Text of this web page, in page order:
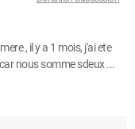
, il y a 1 mois, j'ai ete
nous somme sdeux ...